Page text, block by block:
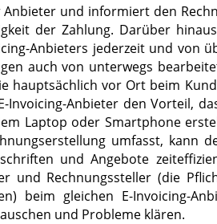
und informiert den
der Zahlung. Darüber
Anbieters jederzeit und von
auch von unterwegs
hauptsächlich vor Ort beim
Invoicing-Anbieter den Vorteil,
Laptop oder Smartphone
umfasst, kann
und Angebote
und Rechnungssteller (die
beim gleichen E-Invoicing-
und Probleme klären.
Arbeitslosengeld: